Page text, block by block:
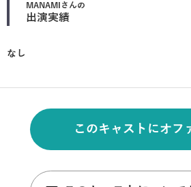
MANAMI さんの
出演実績
なし
このキャストにオフ